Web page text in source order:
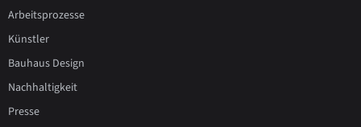
Arbeitsprozesse
Künstler
Bauhaus Design
Nachhaltigkeit
Presse